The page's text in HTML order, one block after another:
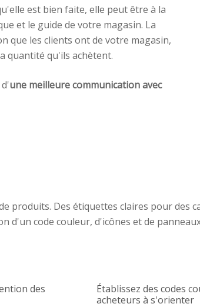
est bien faite, elle peut être à la
et le guide de votre magasin. La
que les clients ont de votre magasin,
quantité qu'ils achètent.
une meilleure communication avec
produits. Des étiquettes claires pour des
d'un code couleur, d'icônes et de
des
Établissez des codes
acheteurs à s'orienter